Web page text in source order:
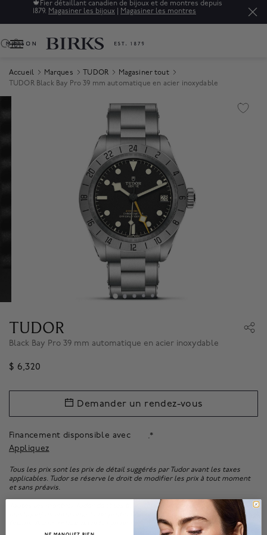
🍁 Fier détaillant canadien de bijoux et de montres depuis
1879. Magasiner les bijoux Magasiner les montres
0
Accueil Marques TUDOR
Magasiner tout
TUDOR Black Bay Pro 39 mm automatique en acier inoxydable
Product Images
TUDOR
Black Bay Pro 39 mm automatique en acier inoxydable
$ 6,320
Financement disponsible avec
.*
Appliquez
Demander un rendez-vous
Tous les prix sont les prix de détail suggérés par Tudor avant les taxes
applicables. Tudor se réserve le droit de modifier les prix à tout moment
et sans préavis.
Toutes les montres Tudor dont les bracelets sont ajustés ou dont le
plastique/les autocollants de protection ont été enlevés sont des ventes
finales. Aucun retour ou échange ne sera accepté.